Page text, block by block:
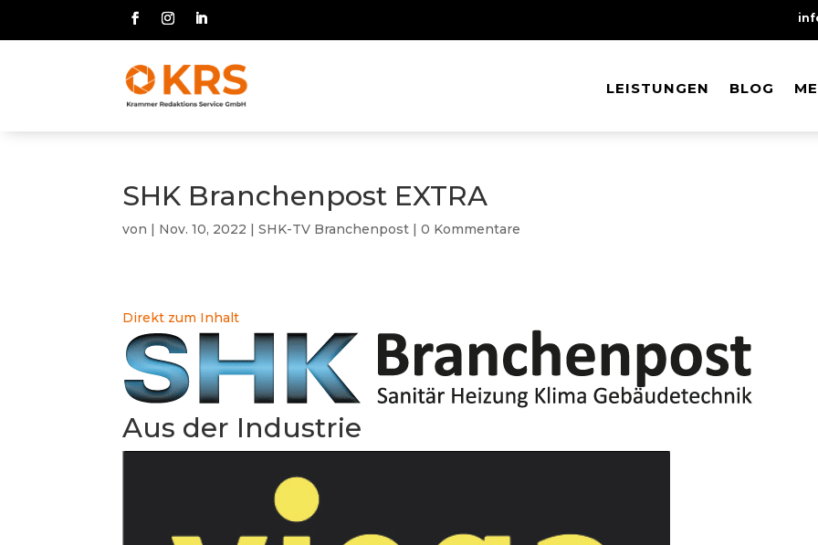
LEISTUNGEN BLOG
LEISTUNGEN BLOG
SHK Branchenpost EXTRA
von | Nov. 10, 2022 |SHK-TV Branchenpost |0 Kommentare
Direkt zum Inhalt
Aus der Industrie